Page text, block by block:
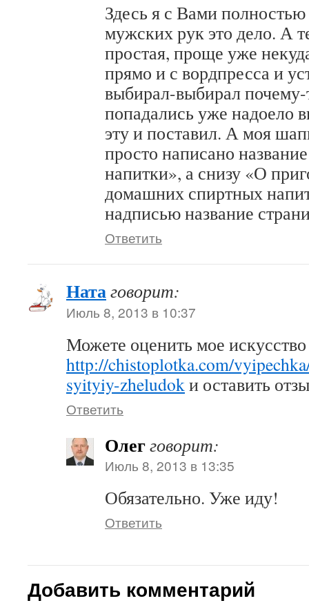
Здесь я с Вами
мужских рук это дело. А
простая, проще уже
прямо и с вордпресса и
выбирал-выбирал
попадались уже надоело
эту и поставил. А моя
просто написано
напитки», а снизу «О
домашних спиртных
надписью название
Ответить
Натаговорит:
Июль 8, 2013 в 10:37
Можете оценить мое искусство
http://chistoplotka.com/
syityiy-zheludokи оставить
Ответить
Олегговорит:
Июль 8, 2013 в 13:35
Обязательно. Уже иду!
Ответить
Добавить комментарий